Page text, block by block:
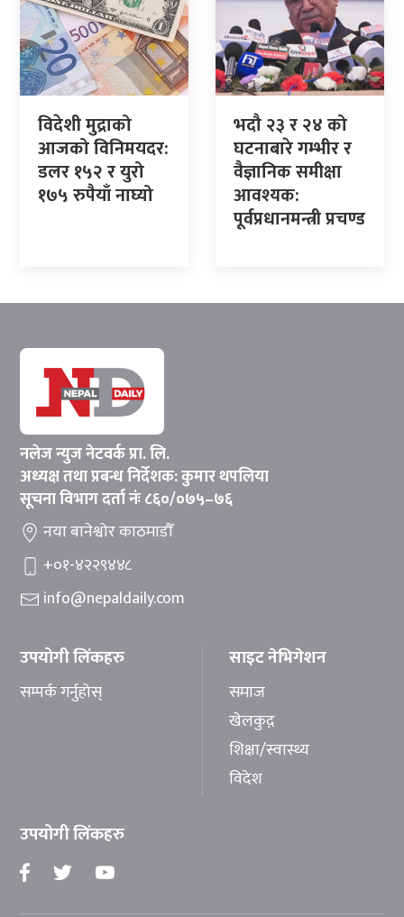
विदेशी मुद्राको
आजको विनिमयदर:
डलर १५२ र युरो
१७५ रुपैयाँ नाघ्यो
भदौ २३ र २४ को
घटनाबारे गम्भीर र
वैज्ञानिक समीक्षा
आवश्यक:
पूर्वप्रधानमन्त्री प्रचण्ड
नलेज न्युज नेटवर्क प्रा. लि.
अध्यक्ष तथा प्रबन्ध निर्देशक: कुमार थपलिया
सूचना विभाग दर्ता नंः ८६०/०७५–७६
नया बानेश्वोर काठमाडौँ
+०१-४२२९४४८
info@nepaldaily.com
उपयोगी लिंकहरु
सम्पर्क गर्नुहोस्
साइट नेभिगेशन
समाज
खेलकुद़़
शिक्षा/स्वास्थ्य
विदेश
उपयोगी लिंकहरु